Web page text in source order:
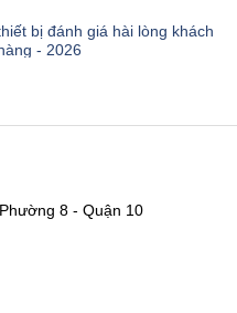
bị đánh giá hài lòng khách
- 2026
8 - Quận 10